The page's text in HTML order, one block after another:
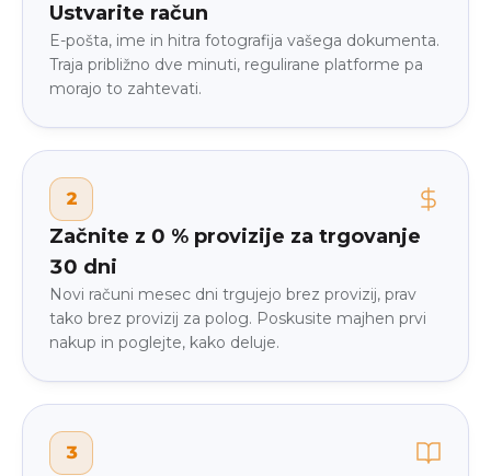
Ustvarite račun
E-pošta, ime in hitra fotografija vašega dokumenta.
Traja približno dve minuti, regulirane platforme pa
morajo to zahtevati.
2
Začnite z 0 % provizije za trgovanje
30 dni
Novi računi mesec dni trgujejo brez provizij, prav
tako brez provizij za polog. Poskusite majhen prvi
nakup in poglejte, kako deluje.
3